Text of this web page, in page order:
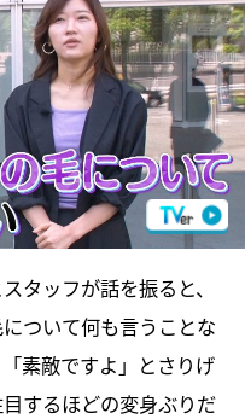
タッフが話を振ると、
ついて何も言うことな
素敵ですよ」とさりげ
するほどの変身ぶりだ